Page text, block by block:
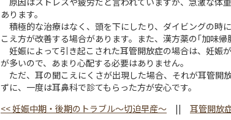
あります。
積極的な治療はなく、頭を下にしたり、ダイビングの時
こえ方が改善する場合があります。また、漢方薬の｢加味帰
妊娠によって引き起こされた耳管開放症の場合は、妊娠
が多いので、あまり心配する必要はありません。
ただ、耳の聞こえにくさが出現した場合、それが耳管開
ずに、一度は耳鼻科で診てもらった方が安心です。
<<妊娠中期・後期のトラブル～切迫早産～ || 耳管開放